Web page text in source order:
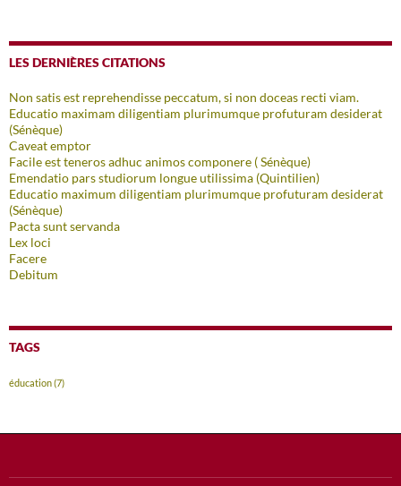
LES DERNIÈRES CITATIONS
Non satis est reprehendisse peccatum, si non doceas recti viam.
Educatio maximam diligentiam plurimumque profuturam desiderat
(Sénèque)
Caveat emptor
Facile est teneros adhuc animos componere ( Sénèque)
Emendatio pars studiorum longue utilissima (Quintilien)
Educatio maximum diligentiam plurimumque profuturam desiderat
(Sénèque)
Pacta sunt servanda
Lex loci
Facere
Debitum
TAGS
éducation(7)